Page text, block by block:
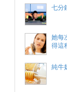
七分
她每
得這
純牛